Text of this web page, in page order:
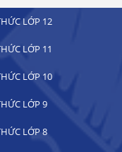
LỚP 12
LỚP 11
LỚP 10
LỚP 9
LỚP 8